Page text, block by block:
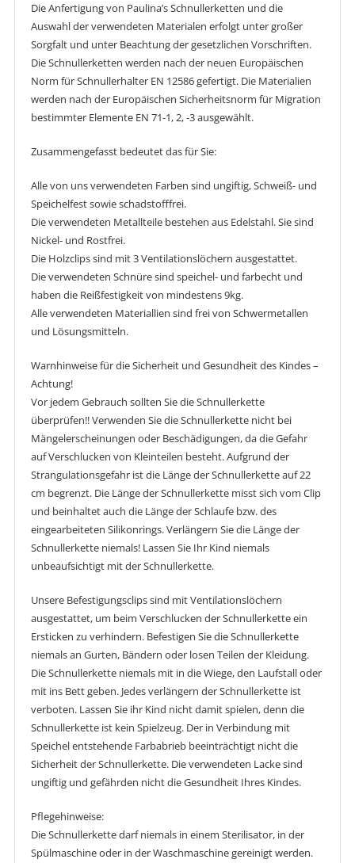
Die Anfertigung von Paulina’s Schnullerketten und die
Auswahl der verwendeten Materialen erfolgt unter großer
Sorgfalt und unter Beachtung der gesetzlichen Vorschriften.
Die Schnullerketten werden nach der neuen Europäischen
Norm für Schnullerhalter EN 12586 gefertigt. Die Materialien
werden nach der Europäischen Sicherheitsnorm für Migration
bestimmter Elemente EN 71-1, 2, -3 ausgewählt.
Zusammengefasst bedeutet das für Sie:
Alle von uns verwendeten Farben sind ungiftig, Schweiß- und
Speichelfest sowie schadstofffrei.
Die verwendeten Metallteile bestehen aus Edelstahl. Sie sind
Nickel- und Rostfrei.
Die Holzclips sind mit 3 Ventilationslöchern ausgestattet.
Die verwendeten Schnüre sind speichel- und farbecht und
haben die Reißfestigkeit von mindestens 9kg.
Alle verwendeten Materiallien sind frei von Schwermetallen
und Lösungsmitteln.
Warnhinweise für die Sicherheit und Gesundheit des Kindes –
Achtung!
Vor jedem Gebrauch sollten Sie die Schnullerkette
überprüfen!! Verwenden Sie die Schnullerkette nicht bei
Mängelerscheinungen oder Beschädigungen, da die Gefahr
auf Verschlucken von Kleinteilen besteht. Aufgrund der
Strangulationsgefahr ist die Länge der Schnullerkette auf 22
cm begrenzt. Die Länge der Schnullerkette misst sich vom Clip
und beinhaltet auch die Länge der Schlaufe bzw. des
eingearbeiteten Silikonrings. Verlängern Sie die Länge der
Schnullerkette niemals! Lassen Sie Ihr Kind niemals
unbeaufsichtigt mit der Schnullerkette.
Unsere Befestigungsclips sind mit Ventilationslöchern
ausgestattet, um beim Verschlucken der Schnullerkette ein
Ersticken zu verhindern. Befestigen Sie die Schnullerkette
niemals an Gurten, Bändern oder losen Teilen der Kleidung.
Die Schnullerkette niemals mit in die Wiege, den Laufstall oder
mit ins Bett geben. Jedes verlängern der Schnullerkette ist
verboten. Lassen Sie ihr Kind nicht damit spielen, denn die
Schnullerkette ist kein Spielzeug. Der in Verbindung mit
Speichel entstehende Farbabrieb beeinträchtigt nicht die
Sicherheit der Schnullerkette. Die verwendeten Lacke sind
ungiftig und gefährden nicht die Gesundheit Ihres Kindes.
Pflegehinweise:
Die Schnullerkette darf niemals in einem Sterilisator, in der
Spülmaschine oder in der Waschmaschine gereinigt werden.